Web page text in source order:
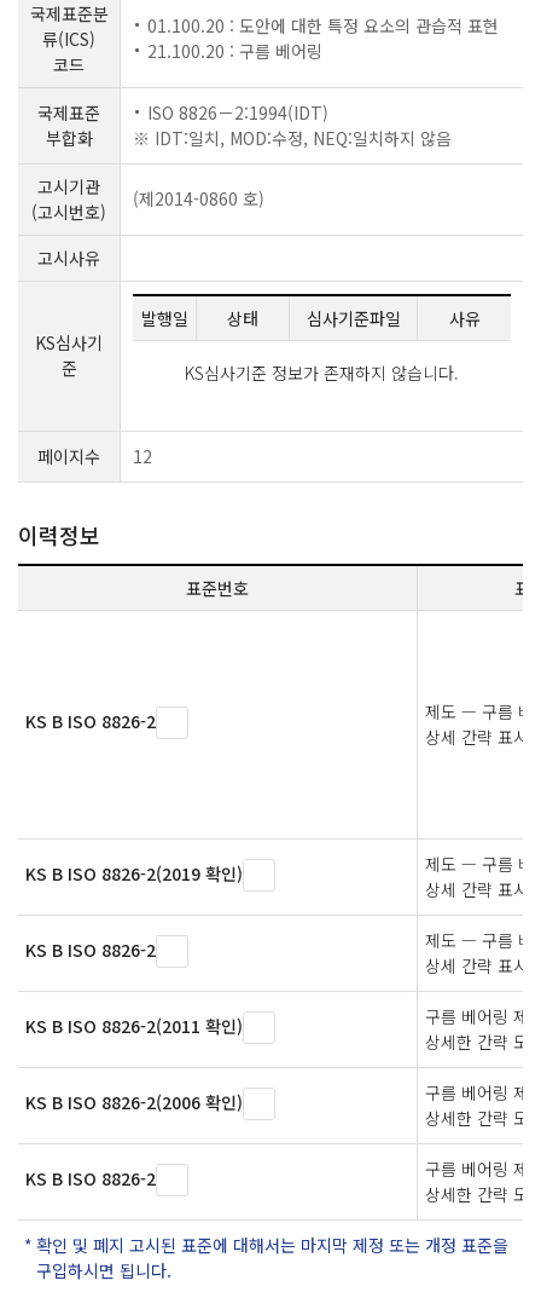
국제표준분
류(ICS)
코드
01.100.20 : 도안에 대한 특정 요소의 관습적 표현
21.100.20 : 구름 베어링
국제표준
부합화
ISO 8826－2:1994(IDT)
※ IDT:일치, MOD:수정, NEQ:일치하지 않음
고시기관
(고시번호)
(제2014-0860 호)
고시사유
KS심사기
준
발행일 상태 심사기준파일 사유
KS심사기준 정보가 존재하지 않습니다.
페이지수 12
이력정보
표준번호 표
KS B ISO 8826-2
제도 — 구름 베
상세 간략 표시
KS B ISO 8826-2(2019 확인)
제도 — 구름 베
상세 간략 표시
KS B ISO 8826-2
제도 — 구름 베
상세 간략 표시
KS B ISO 8826-2(2011 확인)
구름 베어링 제
상세한 간략 도
KS B ISO 8826-2(2006 확인)
구름 베어링 제
상세한 간략 도
KS B ISO 8826-2
구름 베어링 제
상세한 간략 도
확인 및 폐지 고시된 표준에 대해서는 마지막 제정 또는 개정 표준을
구입하시면 됩니다.